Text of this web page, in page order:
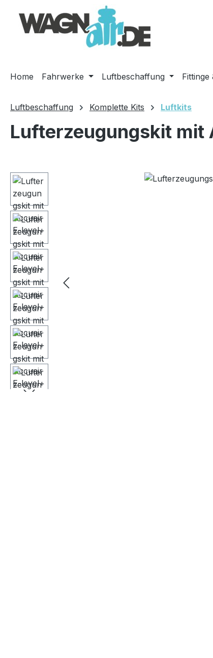
Hauptinhalt springen
Zur Suche springen
Zur Hauptnavigation springen
Home Fahrwerke Luftbeschaffung Fittinge
Luftbeschaffung Komplette Kits Luftkits
Lufterzeugungskit mit
Bildergalerie überspringen